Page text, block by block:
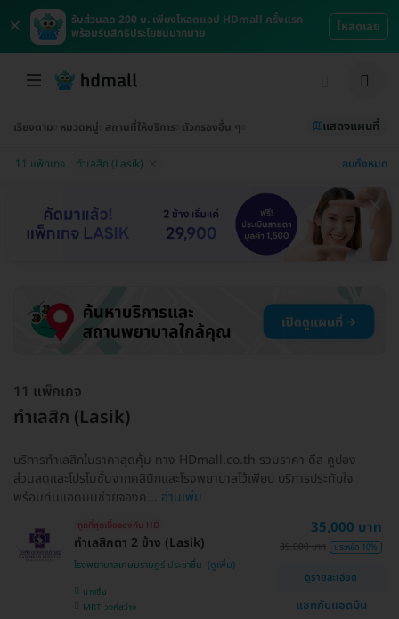
×
รับส่วนลด 200 บ. เพียงโหลดแอป HDmall ครั้งแรก
พร้อมรับสิทธิประโยชน์มากมาย
โหลดเลย
เรียงตาม หมวดหมู่ สถานที่ให้บริการ ตัวกรองอื่น ๆ แสดงแผนที่
11 แพ็กเกจ ทำเลสิก (Lasik) ลบทั้งหมด
11 แพ็กเกจ
ทำเลสิก (Lasik)
บริการทำเลสิกในราคาสุดคุ้ม ทาง HDmall.co.th รวมราคา ดีล คูปอง
ส่วนลดและโปรโมชั่นจากคลินิกและโรงพยาบาลไว้เพียบ บริการประทับใจ
พร้อมทีมแอดมินช่วยจองคิ... อ่านเพิ่ม
ถูกที่สุดเมื่อจองกับ HD
ทำเลสิกตา 2 ข้าง (Lasik)
โรงพยาบาลเกษมราษฎร์ ประชาชื่น
บางซื่อ
MRT วงศ์สว่าง
35,000 บาท
39,000 บาท ประหยัด 10%
ดูรายละเอียด
แชทกับแอดมิน